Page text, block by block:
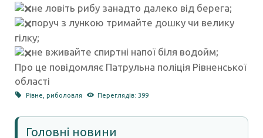
не ловіть рибу занадто далеко від берега;
поруч з лункою тримайте дошку чи велику
гілку;
не вживайте спиртні напої біля водойм;
Про це повідомляє Патрульна поліція Рівненської
області
Рівне ,риболовля Переглядів: 399
Головні новини